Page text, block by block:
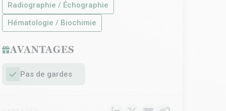
Radiographie / Échographie
Hématologie / Biochimie
AVANTAGES
Pas de gardes